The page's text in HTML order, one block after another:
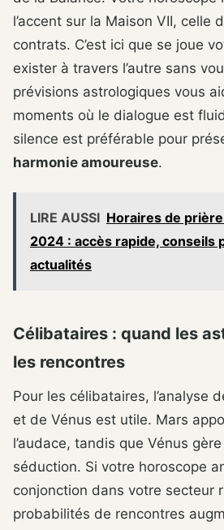
l’accent sur la Maison VII, celle
contrats. C’est ici que se joue
exister à travers l’autre sans
prévisions astrologiques vous
moments où le dialogue est
silence est préférable pour
harmonie amoureuse.
LIRE AUSSI Horaires de
2024 : accès rapide, conseils
actualités
Célibataires : quand les
les rencontres
Pour les célibataires, l’analyse
et de Vénus est utile. Mars
l’audace, tandis que Vénus
séduction. Si votre horoscope
conjonction dans votre secteur
probabilités de rencontres